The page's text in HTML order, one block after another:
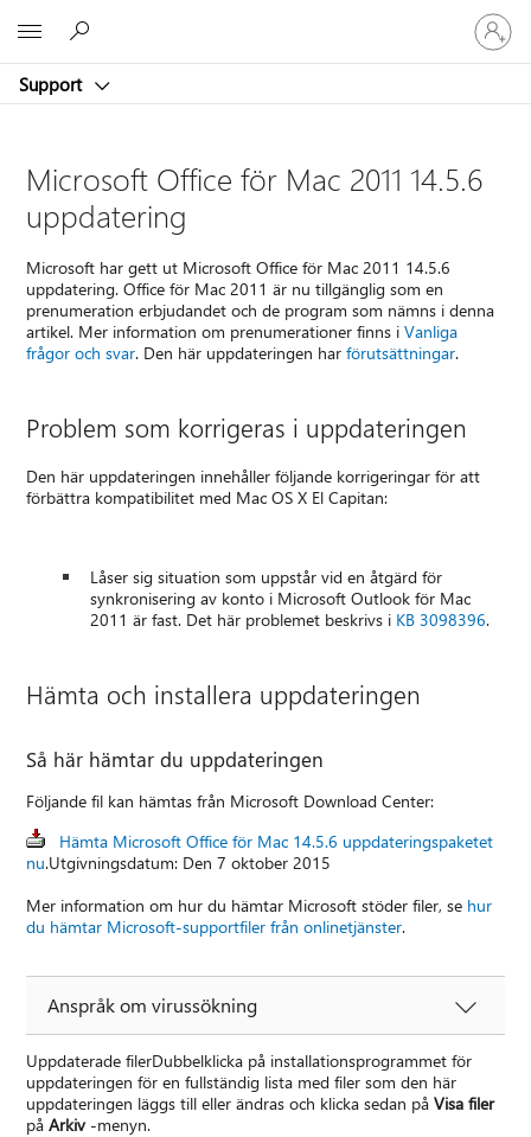
Support
Logga
in
på
konto
Microsoft Office för Mac 2011 14.5.6
uppdatering
Microsoft har gett ut Microsoft Office för Mac 2011 14.5.6
uppdatering. Office för Mac 2011 är nu tillgänglig som en
prenumeration erbjudandet och de program som nämns i denna
artikel. Mer information om prenumerationer finns iVanliga
frågor och svar. Den här uppdateringen harförutsättningar.
Problem som korrigeras i uppdateringen
Den här uppdateringen innehåller följande korrigeringar för att
förbättra kompatibilitet med Mac OS X El Capitan:
Låser sig situation som uppstår vid en åtgärd för
synkronisering av konto i Microsoft Outlook för Mac
2011 är fast. Det här problemet beskrivs i KB 3098396.
Hämta och installera uppdateringen
Så här hämtar du uppdateringen
Följande fil kan hämtas från Microsoft Download Center:
Hämta Microsoft Office för Mac 14.5.6 uppdateringspaketet
nu.Utgivningsdatum: Den 7 oktober 2015
Mer information om hur du hämtar Microsoft stöder filer, se hur
du hämtar Microsoft-supportfiler från onlinetjänster.
Anspråk om virussökning
Uppdaterade filerDubbelklicka på installationsprogrammet för
uppdateringen för en fullständig lista med filer som den här
uppdateringen läggs till eller ändras och klicka sedan påVisa filer
påArkiv-menyn.